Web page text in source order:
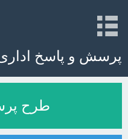
پرسش و پاسخ
طرح